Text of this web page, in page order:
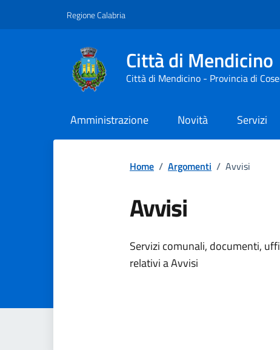
Regione Calabria
Città di Mendicino
Città di Mendicino - Provincia di
Amministrazione Novità Servizi
Home / Argomenti / Avvisi
Avvisi
Dettagli
Servizi comunali, documenti,
relativi a Avvisi